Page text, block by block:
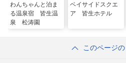
わんちゃんと泊ま
る温泉宿 皆生温
泉 松涛園
ベイサイドスクエ
ア 皆生ホテル
このページ